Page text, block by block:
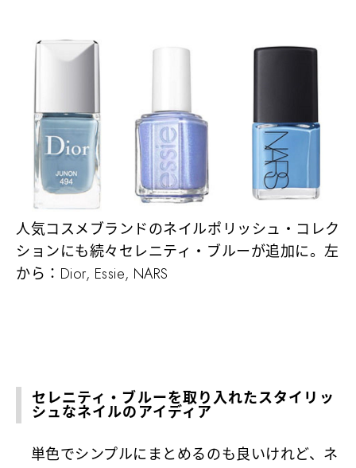
人気コスメブランドのネイルポリッシュ・コレク
ションにも続々セレニティ・ブルーが追加に。左
から：Dior, Essie, NARS
セレニティ・ブルーを取り入れたスタイリッ
シュなネイルのアイディア
単色でシンプルにまとめるのも良いけれど、ネ